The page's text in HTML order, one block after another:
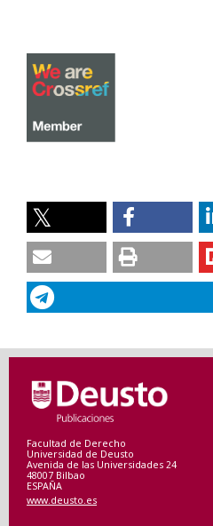
Facultad de Derecho
Universidad de Deusto
Avenida de las Universidades 24
48007 Bilbao
ESPAÑA
www.deusto.es